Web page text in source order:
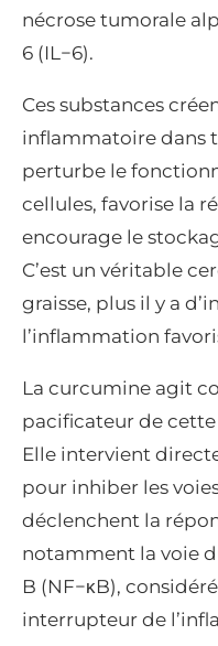
nécrose tumorale
6 (IL−6).
Ces substances
inflammatoire dans
perturbe le
cellules, favorise la
encourage le
C’est un véritable
graisse, plus il y a
l’inflammation
La curcumine agit
pacificateur de
Elle intervient
pour inhiber les
déclenchent la
notamment la voie
B (NF−κB),
interrupteur de